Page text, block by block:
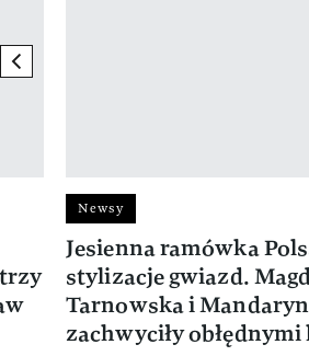
previous element
Newsy
Jesienna ramówka
stylizacje gwiazd.
Tarnowska i
zachwyciły